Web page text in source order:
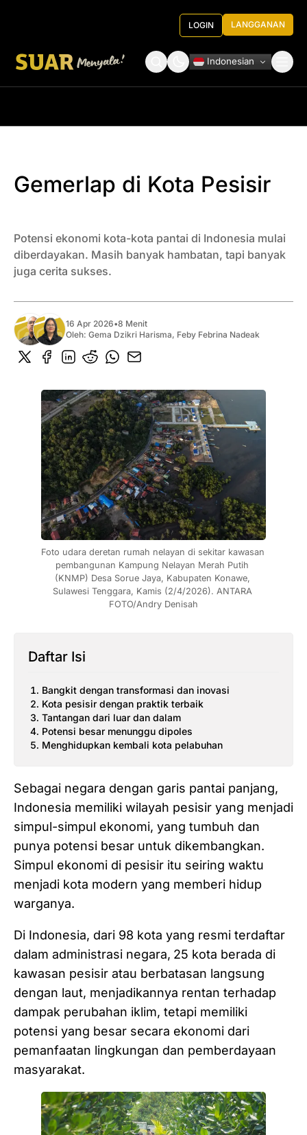
LOGIN LANGGANAN
Indonesian
Gemerlap di Kota Pesisir
Potensi ekonomi kota-kota pantai di Indonesia mulai
diberdayakan. Masih banyak hambatan, tapi banyak
juga cerita sukses.
16 Apr 2026•8 Menit
Oleh: Gema Dzikri Harisma, Feby Febrina Nadeak
Foto udara deretan rumah nelayan di sekitar kawasan
pembangunan Kampung Nelayan Merah Putih
(KNMP) Desa Sorue Jaya, Kabupaten Konawe,
Sulawesi Tenggara, Kamis (2/4/2026). ANTARA
FOTO/Andry Denisah
Daftar Isi
Bangkit dengan transformasi dan inovasi
Kota pesisir dengan praktik terbaik
Tantangan dari luar dan dalam
Potensi besar menunggu dipoles
Menghidupkan kembali kota pelabuhan
Sebagai negara dengan garis pantai panjang,
Indonesia memiliki wilayah pesisir yang menjadi
simpul-simpul ekonomi, yang tumbuh dan
punya potensi besar untuk dikembangkan.
Simpul ekonomi di pesisir itu seiring waktu
menjadi kota modern yang memberi hidup
warganya.
Di Indonesia, dari 98 kota yang resmi terdaftar
dalam administrasi negara, 25 kota berada di
kawasan pesisir atau berbatasan langsung
dengan laut, menjadikannya rentan terhadap
dampak perubahan iklim, tetapi memiliki
potensi yang besar secara ekonomi dari
pemanfaatan lingkungan dan pemberdayaan
masyarakat.